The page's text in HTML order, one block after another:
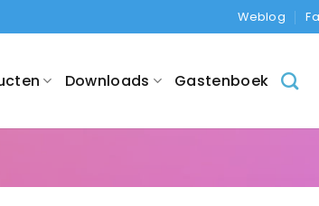
Weblog
Downloads Gastenboek